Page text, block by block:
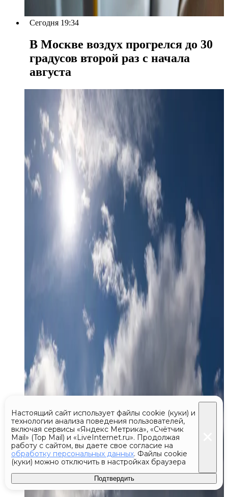
Сегодня 19:34
В Москве воздух прогрелся до 30
градусов второй раз с начала
августа
Настоящий сайт использует файлы cookie (куки) и
технологии анализа поведения пользователей,
включая сервисы «Яндекс Метрика», «Счётчик
Mail» (Top Mail) и «LiveInternet.ru». Продолжая
работу с сайтом, вы даете свое согласие на
обработку персональных данных. Файлы cookie
(куки) можно отключить в настройках браузера
Подтвердить